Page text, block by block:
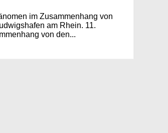
im Zusammenhang von
am Rhein. 11.
von den...